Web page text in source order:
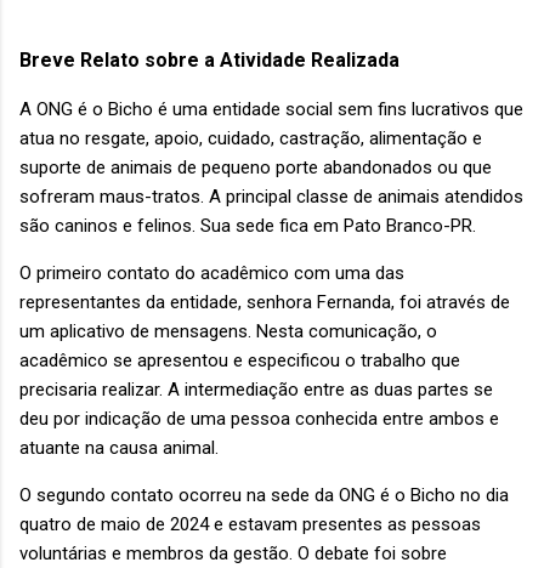
Breve Relato sobre a Atividade Realizada
A ONG é o Bicho é uma entidade social sem fins lucrativos que
atua no resgate, apoio, cuidado, castração, alimentação e
suporte de animais de pequeno porte abandonados ou que
sofreram maus-tratos. A principal classe de animais atendidos
são caninos e felinos. Sua sede fica em Pato Branco-PR.
O primeiro contato do acadêmico com uma das
representantes da entidade, senhora Fernanda, foi através de
um aplicativo de mensagens. Nesta comunicação, o
acadêmico se apresentou e especificou o trabalho que
precisaria realizar. A intermediação entre as duas partes se
deu por indicação de uma pessoa conhecida entre ambos e
atuante na causa animal.
O segundo contato ocorreu na sede da ONG é o Bicho no dia
quatro de maio de 2024 e estavam presentes as pessoas
voluntárias e membros da gestão. O debate foi sobre